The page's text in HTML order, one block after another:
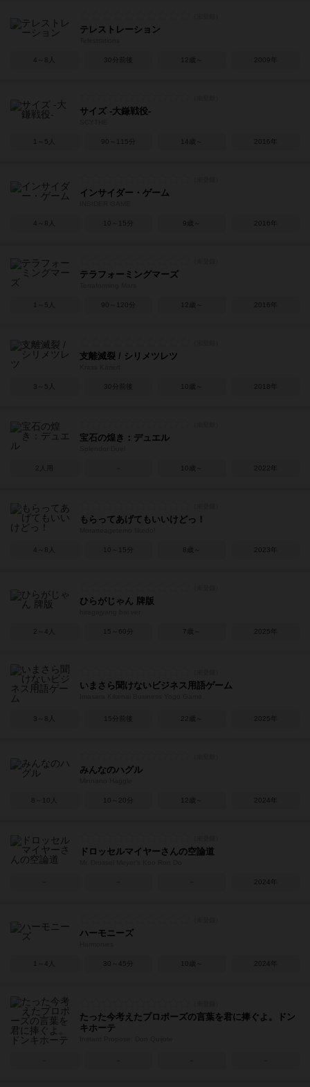
テレストレーション
4～8人 30分前後 12歳～ 2009年
サイズ -大鎌戦役-
1～5人 90～115分 14歳～ 2016年
インサイダー・ゲーム
4～8人 10～15分 9歳～ 2016年
テラフォーミングマーズ
1～5人 90～120分 12歳～ 2016年
支離滅裂 / シリメツレツ
3～5人 30分前後 10歳～ 2018年
宝石の煌き：デュエル
2人用 10歳～ 2022年
もらってあげてもいいけどっ！
4～8人 10～15分 8歳～ 2023年
ひらがじゃん 牌版
2～4人 15～60分 7歳～ 2025年
いまさら聞けないビジネス用語ゲーム
3～8人 15分前後 22歳～ 2025年
みんなのハグル
8～10人 10～20分 12歳～ 2024年
ドロッセルマイヤーさんの空論道
2024年
ハーモニーズ
1～4人 30～45分 10歳～ 2024年
たった今考えたプロポーズの言葉を君に捧ぐよ。ドン
キホーテ